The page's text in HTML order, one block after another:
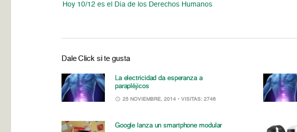
Hoy 10/12 es el Día de los Derechos Humanos
Dale Click si te gusta
La electricidad da esperanza a
parapléjicos
25 NOVIEMBRE, 2014 • VISITAS: 2746
Google lanza un smartphone modular